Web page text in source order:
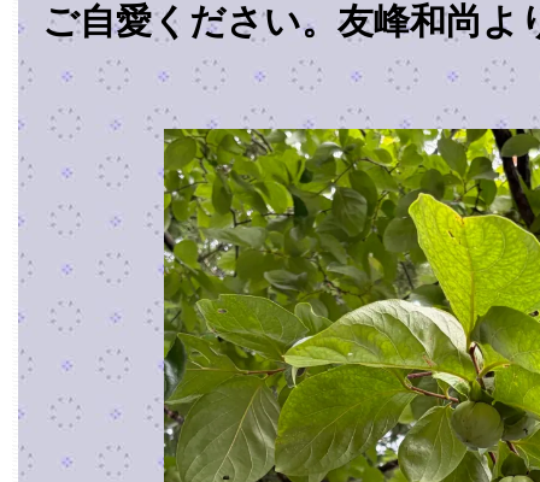
ご自愛ください。友峰和尚よ